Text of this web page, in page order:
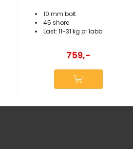
10 mm bolt
45 shore
Last: 11-31 kg pr labb
759,-